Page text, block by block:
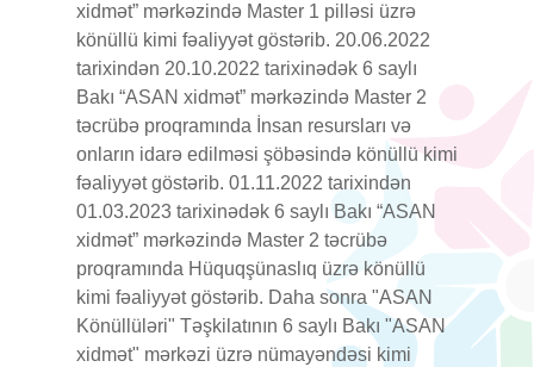
xidmət” mərkəzində Master 1 pilləsi üzrə
könüllü kimi fəaliyyət göstərib. 20.06.2022
tarixindən 20.10.2022 tarixinədək 6 saylı
Bakı “ASAN xidmət” mərkəzində Master 2
təcrübə proqramında İnsan resursları və
onların idarə edilməsi şöbəsində könüllü kimi
fəaliyyət göstərib. 01.11.2022 tarixindən
01.03.2023 tarixinədək 6 saylı Bakı “ASAN
xidmət” mərkəzində Master 2 təcrübə
proqramında Hüquqşünaslıq üzrə könüllü
kimi fəaliyyət göstərib. Daha sonra "ASAN
Könüllüləri" Təşkilatının 6 saylı Bakı "ASAN
xidmət" mərkəzi üzrə nümayəndəsi kimi